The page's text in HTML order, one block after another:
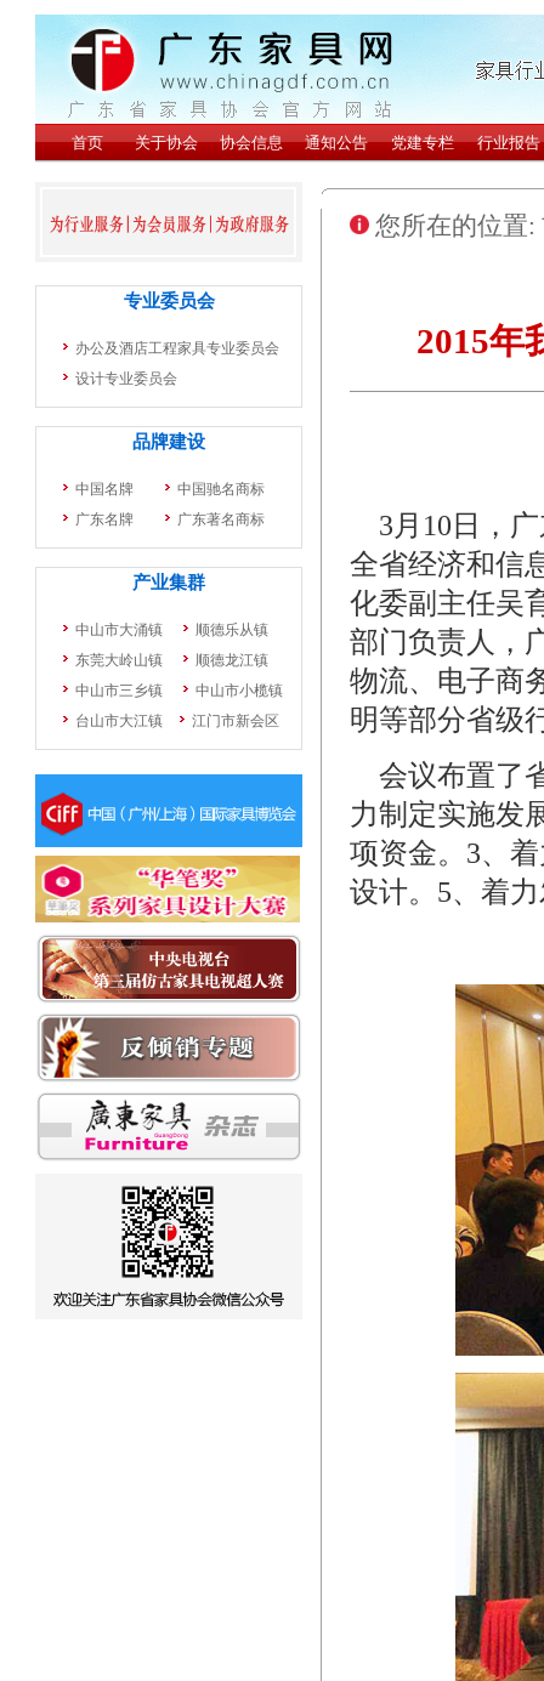
您所在的位置:
2015年
3月10日，广
全省经济和信
化委副主任吴
部门负责人，
物流、电子商
明等部分省级
会议布置了
力制定实施发
项资金。3、
设计。5、着